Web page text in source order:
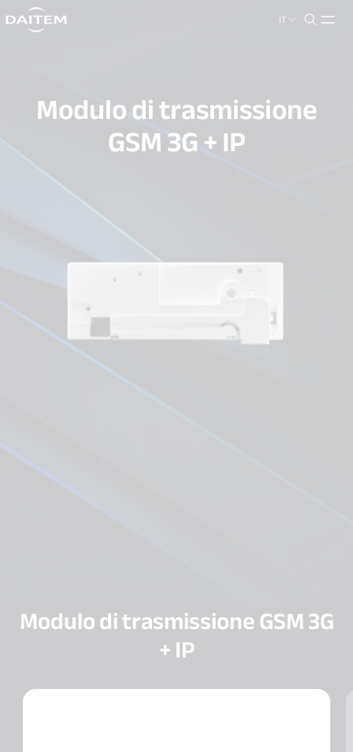
IT
search.label
Modulo di trasmissione
GSM 3G + IP
Modulo di trasmissione GSM 3G
+ IP